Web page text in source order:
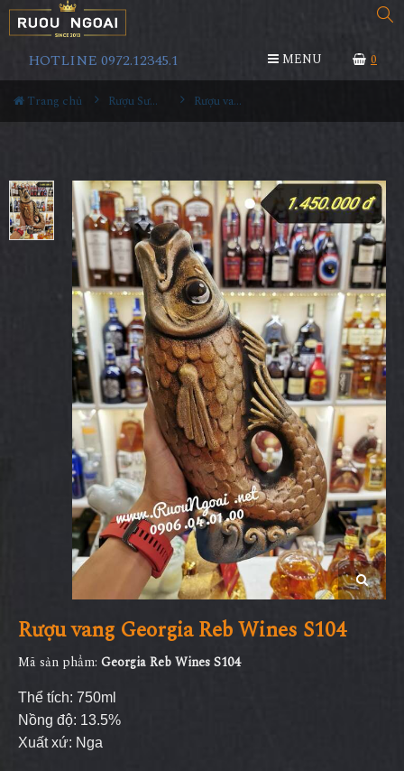
0
HOTLINE 0972.12345.1 MENU
Trang chủ Rượu Sưu Tầm - Nga Rượu vang Georgia Reb Wines S104
Rượu vang Georgia Reb Wines S104
Mã sản phẩm: Georgia Reb Wines S104
Thể tích: 750ml
Nồng độ: 13.5%
Xuất xứ: Nga